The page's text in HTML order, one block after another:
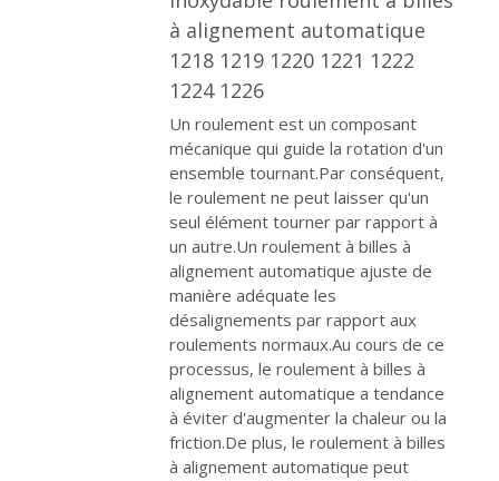
à alignement automatique
1218 1219 1220 1221 1222
1224 1226
Un roulement est un composant
mécanique qui guide la rotation d'un
ensemble tournant.Par conséquent,
le roulement ne peut laisser qu'un
seul élément tourner par rapport à
un autre.Un roulement à billes à
alignement automatique ajuste de
manière adéquate les
désalignements par rapport aux
roulements normaux.Au cours de ce
processus, le roulement à billes à
alignement automatique a tendance
à éviter d'augmenter la chaleur ou la
friction.De plus, le roulement à billes
à alignement automatique peut